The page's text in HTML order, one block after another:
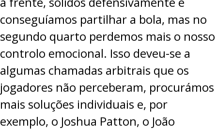
conseguíamos partilhar a bola, mas no
segundo quarto perdemos mais o nosso
controlo emocional. Isso deveu-se a
algumas chamadas arbitrais que os
jogadores não perceberam, procurámos
mais soluções individuais e, por
exemplo, o Joshua Patton, o João